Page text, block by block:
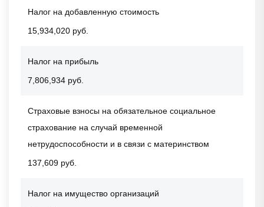
Налог на добавленную стоимость
15,934,020 руб.
Налог на прибыль
7,806,934 руб.
Страховые взносы на обязательное социальное
страхование на случай временной
нетрудоспособности и в связи с материнством
137,609 руб.
Налог на имущество организаций